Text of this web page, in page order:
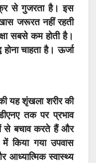
से गुजरता है। इस
जरूरत नहीं रहती
सबसे कम होती है।
चाहता है। ऊर्जा
यह शृंखला शरीर की
तक पर प्रभाव
से बचाव करते हैं और
किया गया उपवास
आध्यात्मिक स्वास्थ्य